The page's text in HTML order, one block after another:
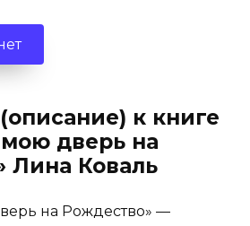
к книге
дверь на
Лина Коваль
на Рождество» —